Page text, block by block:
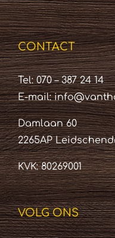
CONTACT
Tel: 070 – 387 24 14
E-mail:
Damlaan 60
2265AP
KVK: 80269001
VOLG ONS